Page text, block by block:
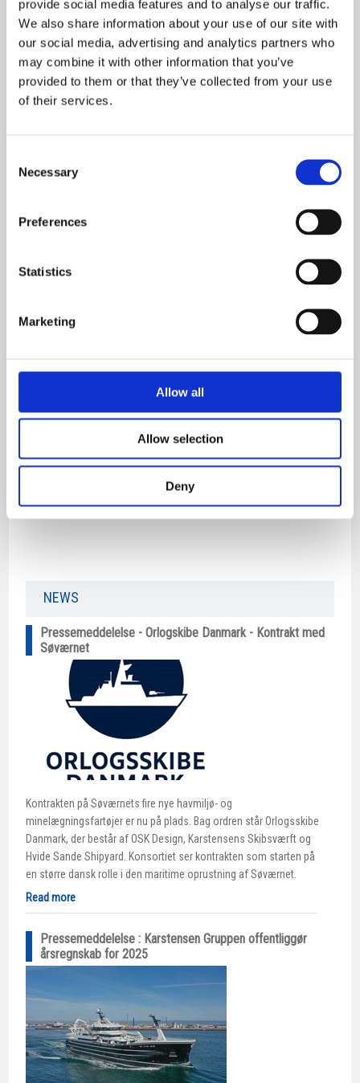
provide social media features and to analyse our traffic.
We also share information about your use of our site with
our social media, advertising and analytics partners who
may combine it with other information that you’ve
provided to them or that they’ve collected from your use
of their services.
Selection
Necessary
Preferences
Statistics
Marketing
Allow all
Allow selection
Deny
CAPACITIES:
RSW tanks:
2.000m3
Fuel oil:
472 m3
Newbuilding 414
NEWS​
Pressemeddelelse - Orlogskibe Danmark - Kontrakt med
Søværnet
Kontrakten på Søværnets fire nye havmiljø- og
minelægningsfartøjer er nu på plads. Bag ordren står Orlogsskibe
Danmark, der består af OSK Design, Karstensens Skibsværft og
Hvide Sande Shipyard. Konsortiet ser kontrakten som starten på
en større dansk rolle i den maritime oprustning af Søværnet.
Read more
Pressemeddelelse : Karstensen Gruppen offentliggør
årsregnskab for 2025